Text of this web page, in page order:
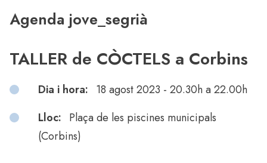
Agenda jove_segrià
TALLER de CÒCTELS a Corbins
Dia i hora: 18 agost 2023 - 20.30h a 22.00h
Lloc: Plaça de les piscines municipals
(Corbins)